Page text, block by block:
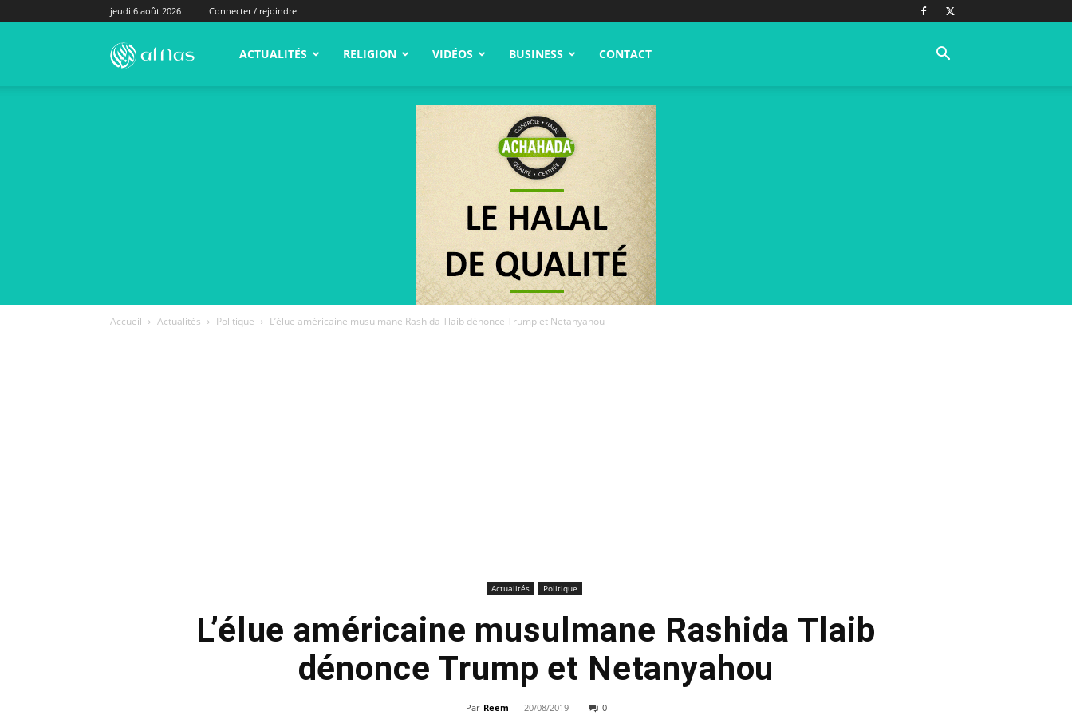
jeudi 6 août 2026 Connecter / rejoindre
alNas.fr ACTUALITÉS RELIGION VIDÉOS BUSINESS CONTACT
Accueil Actualités Politique L’élue américaine musulmane Rashida Tlaib dénonce Trump et Netanyahou
Actualités Politique
L’élue américaine musulmane Rashida Tlaib
dénonce Trump et Netanyahou
Par Reem - 20/08/2019 0